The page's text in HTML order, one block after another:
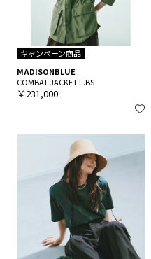
キャンペーン商品
MADISONBLUE
COMBAT JACKET L.BS
￥231,000